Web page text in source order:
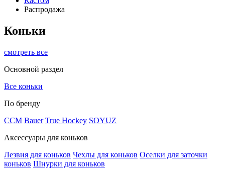
Распродажа
Коньки
смотреть все
Основной раздел
Все коньки
По бренду
ССМ Bauer True Hockey SOYUZ
Аксессуары для коньков
Лезвия для коньков Чехлы для коньков Оселки для заточки
коньков Шнурки для коньков